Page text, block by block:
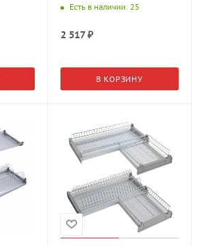
Есть в наличии: 25
2 517₽
В КОРЗИНУ